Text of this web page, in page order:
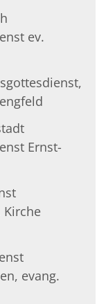
ev.
Ernst-
Kirche
evang.